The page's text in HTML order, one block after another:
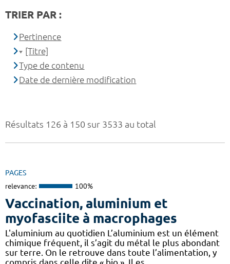
Résultats 126 à 150 sur 3533 au total
PAGES
relevance: 100%
Vaccination, aluminium et
myofasciite à macrophages
L'aluminium au quotidien L’aluminium est un élément
chimique fréquent, il s’agit du métal le plus abondant
sur terre. On le retrouve dans toute l’alimentation, y
TRIER PAR :
Pertinence
[Titre]
Type de contenu
Date de dernière modification